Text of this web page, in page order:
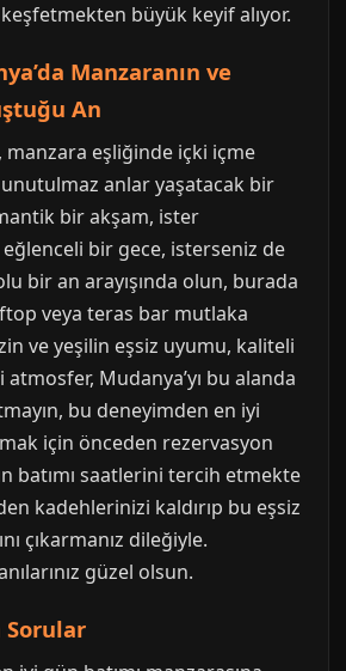
büyük keyif alıyor.
Manzaranın ve
An
manzara eşliğinde içki içme
anlar yaşatacak bir
bir akşam, ister
eğlenceli bir gece, isterseniz de
bir an arayışında olun, burada
veya teras bar mutlaka
ve yeşilin eşsiz uyumu, kaliteli
Mudanya’yı bu alanda
bu deneyimden en iyi
için önceden rezervasyon
batımı saatlerini tercih etmekte
kadehlerinizi kaldırıp bu eşsiz
çıkarmanız dileğiyle.
güzel olsun.
Sorular